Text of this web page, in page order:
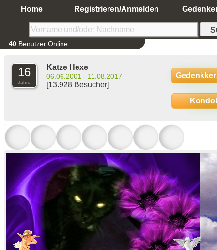
Home Registrieren/Anmelden
40 Benutzer Online
16
Jahre
Katze Hexe
06.06.2001 - 11.08.2017
[13.928 Besucher]